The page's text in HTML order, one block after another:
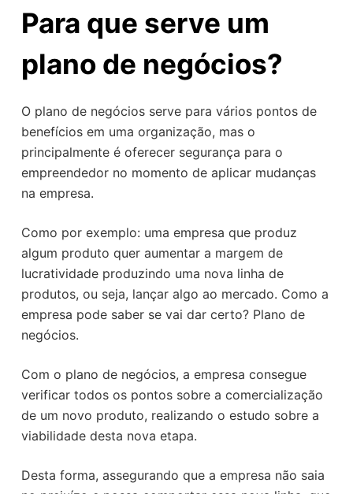
Para que serve um
plano de negócios?
O plano de negócios serve para vários pontos de
benefícios em uma organização, mas o
principalmente é oferecer segurança para o
empreendedor no momento de aplicar mudanças
na empresa.
Como por exemplo: uma empresa que produz
algum produto quer aumentar a margem de
lucratividade produzindo uma nova linha de
produtos, ou seja, lançar algo ao mercado. Como a
empresa pode saber se vai dar certo? Plano de
negócios.
Com o plano de negócios, a empresa consegue
verificar todos os pontos sobre a comercialização
de um novo produto, realizando o estudo sobre a
viabilidade desta nova etapa.
Desta forma, assegurando que a empresa não saia